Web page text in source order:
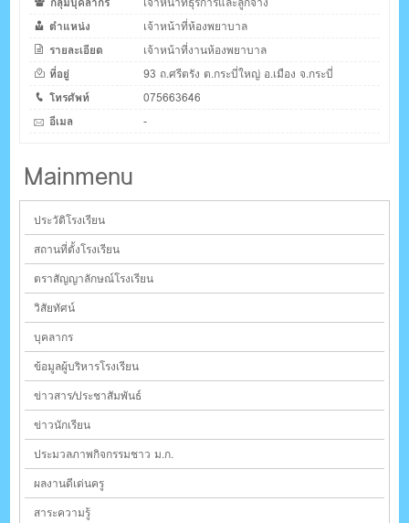
ตำแหน่ง
เจ้าหน้าที่ห้องพยาบาล
รายละเอียด
เจ้าหน้าที่งานห้องพยาบาล
ที่อยู่
93 ถ.ศรีตรัง ต.กระบี่ใหญ่ อ.เมือง จ.กระบี่
โทรศัพท์
075663646
อีเมล
-
Mainmenu
ประวัติโรงเรียน
สถานที่ตั้งโรงเรียน
ตราสัญญาลักษณ์โรงเรียน
วิสัยทัศน์
บุคลากร
ข้อมูลผู้บริหารโรงเรียน
ข่าวสาร/ประชาสัมพันธ์
ข่าวนักเรียน
ประมวลภาพกิจกรรมชาว ม.ก.
ผลงานดีเด่นครู
สาระความรู้